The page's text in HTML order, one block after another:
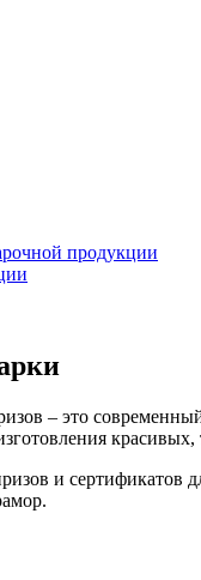
продукции
– это
и сертификатов